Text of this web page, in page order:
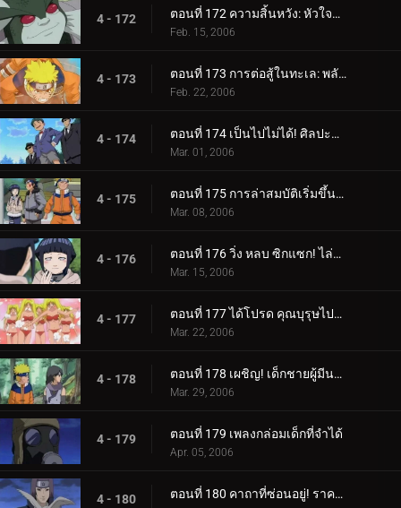
4 - 172 ตอนที่ 172 ความสิ้นหวัง: หัวใจที่แตกร้าว
Feb. 15, 2006
4 - 173 ตอนที่ 173 การต่อสู้ในทะเล: พลังที่ปลดปล่อย!
Feb. 22, 2006
4 - 174 ตอนที่ 174 เป็นไปไม่ได้! ศิลปะนินจาคนดัง - Jutsu สไตล์เงิน!
Mar. 01, 2006
4 - 175 ตอนที่ 175 การล่าสมบัติเริ่มขึ้นแล้ว!
Mar. 08, 2006
4 - 176 ตอนที่ 176 วิ่ง หลบ ซิกแซก! ไล่ล่าหรือถูกไล่ล่า!
Mar. 15, 2006
4 - 177 ตอนที่ 177 ได้โปรด คุณบุรุษไปรษณีย์!!
Mar. 22, 2006
4 - 178 ตอนที่ 178 เผชิญ! เด็กชายผู้มีนามแห่งดวงดาว
Mar. 29, 2006
4 - 179 ตอนที่ 179 เพลงกล่อมเด็กที่จำได้
Apr. 05, 2006
4 - 180 ตอนที่ 180 คาถาที่ซ่อนอยู่! ราคาของศิลปะนินจา: คูจาคุ